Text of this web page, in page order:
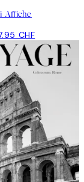
Affiche
CHF